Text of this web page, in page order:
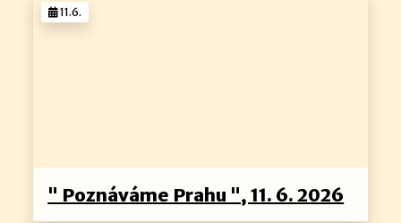
" Poznáváme Prahu ", 11. 6. 2026
11.6.